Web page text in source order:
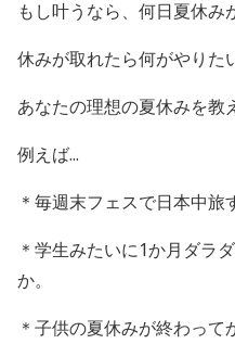
もし叶うなら、何日夏休み
休みが取れたら何がやりた
あなたの理想の夏休みを教
例えば...
＊毎週末フェスで日本中旅
＊学生みたいに1か月ダラ
か。
＊子供の夏休みが終わって